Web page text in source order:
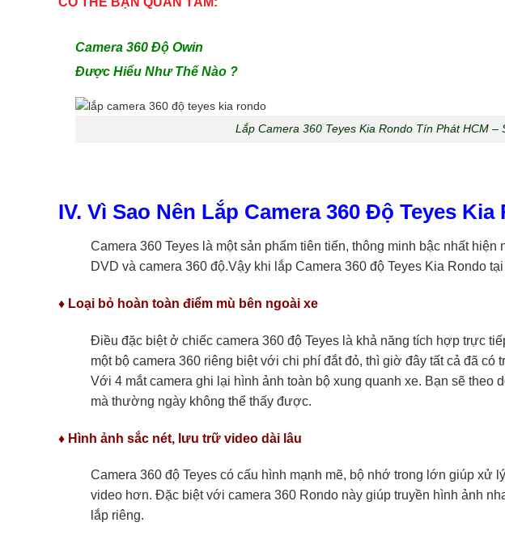
Camera 360 Độ Owin
Được Hiểu Như Thế Nào ?
Lắp Camera 360 Teyes Kia Rondo Tín Phát HCM –
IV. Vì Sao Nên Lắp Camera 360 Độ Teyes Kia
Camera 360 Teyes là một sản phẩm tiên tiến, thông minh bậc nhất
DVD và camera 360 độ.Vậy khi lắp Camera 360 độ Teyes Kia Rondo
♦ Loại bỏ hoàn toàn điểm mù bên ngoài xe
Điều đặc biệt ở chiếc camera 360 độ Teyes là khả năng tích hợp trực
một bộ camera 360 riêng biệt với chi phí đắt đỏ, thì giờ đây tất cả đã có
Với 4 mắt camera ghi lại hình ảnh toàn bộ xung quanh xe. Bạn sẽ theo
mà thường ngày không thể thấy được.
♦ Hình ảnh sắc nét, lưu trữ video dài lâu
Camera 360 độ Teyes có cấu hình mạnh mẽ, bộ nhớ trong lớn giúp xử
video hơn. Đặc biệt với camera 360 Rondo này giúp truyền hình ảnh
lắp riêng.